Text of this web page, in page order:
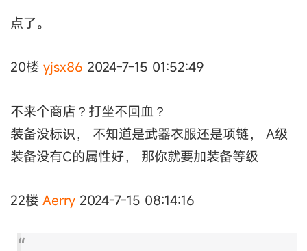
点了。
20楼 yjsx86 2024-7-15 01:52:49
不来个商店？打坐不回血？
装备没标识， 不知道是武器衣服还是项链， A级
装备没有C的属性好， 那你就要加装备等级
22楼 Aerry 2024-7-15 08:14:16